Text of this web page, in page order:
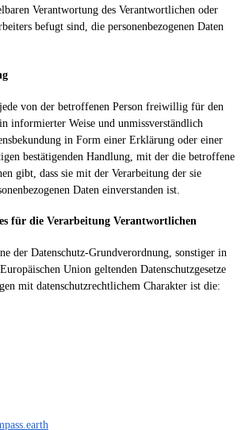
Verantwortung des Verantwortlichen oder
befugt sind, die personenbezogenen Daten
von der betroffenen Person freiwillig für den
informierter Weise und unmissverständlich
in Form einer Erklärung oder einer
bestätigenden Handlung, mit der die betroffene
gibt, dass sie mit der Verarbeitung der sie
Daten einverstanden ist.
für die Verarbeitung Verantwortlichen
der Datenschutz-Grundverordnung, sonstiger in
Union geltenden Datenschutzgesetze
mit datenschutzrechtlichem Charakter ist die: